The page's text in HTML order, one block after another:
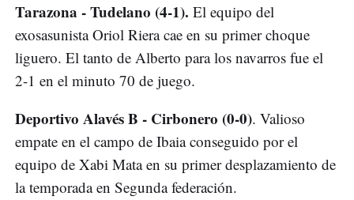
Tarazona - Tudelano (4-1). El equipo del
exosasunista Oriol Riera cae en su primer choque
liguero. El tanto de Alberto para los navarros fue el
2-1 en el minuto 70 de juego.
Deportivo Alavés B - Cirbonero (0-0). Valioso
empate en el campo de Ibaia conseguido por el
equipo de Xabi Mata en su primer desplazamiento de
la temporada en Segunda federación.